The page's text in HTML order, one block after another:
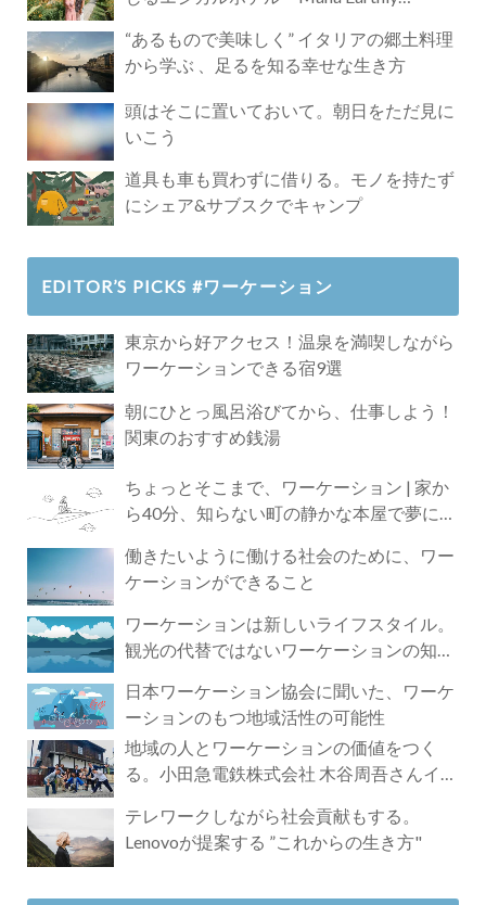
“あるもので美味しく” イタリアの郷土料理
から学ぶ 、足るを知る幸せな生き方
頭はそこに置いておいて。朝日をただ見に
いこう
道具も車も買わずに借りる。モノを持たず
にシェア&サブスクでキャンプ
EDITOR’S PICKS #ワーケーション
東京から好アクセス！温泉を満喫しながら
ワーケーションできる宿9選
朝にひとっ風呂浴びてから、仕事しよう！
関東のおすすめ銭湯
ちょっとそこまで、ワーケーション | 家か
ら40分、知らない町の静かな本屋で夢に近
働きたいように働ける社会のために、ワー
ケーションができること
ワーケーションは新しいライフスタイル。
観光の代替ではないワーケーションの知ら
日本ワーケーション協会に聞いた、ワーケ
ーションのもつ地域活性の可能性
地域の人とワーケーションの価値をつく
る。小田急電鉄株式会社 木谷周吾さんイン
テレワークしながら社会貢献もする。
Lenovoが提案する ”これからの生き方"